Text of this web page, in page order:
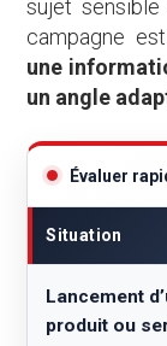
sujet sensible
campagne
une
un angle
Évaluer
Situation
Lancement
produit ou